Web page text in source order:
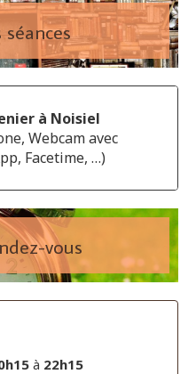
à Noisiel
Webcam avec
Facetime, …)
vous
à 22h15